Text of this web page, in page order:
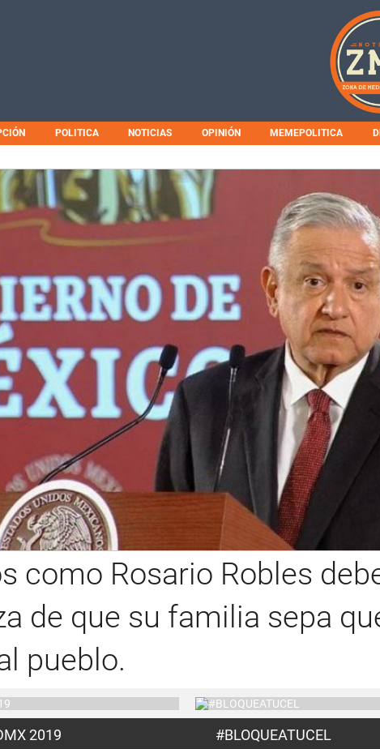
POLITICA NOTICIAS OPINIÓN MEMEPOLITICA
como Rosario Robles
de que su familia sepa
pueblo.
2019 #BLOQUEATUCEL